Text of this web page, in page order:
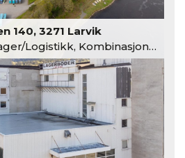
140, 3271 Larvik
Logistikk, Kombinasjonslokaler